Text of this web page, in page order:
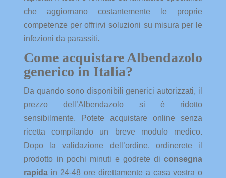
che aggiornano costantemente le proprie
competenze per offrirvi soluzioni su misura per le
infezioni da parassiti.
Come acquistare Albendazolo
generico in Italia?
Da quando sono disponibili generici autorizzati, il
prezzo dell’Albendazolo si è ridotto
sensibilmente. Potete acquistare online senza
ricetta compilando un breve modulo medico.
Dopo la validazione dell’ordine, ordinerete il
prodotto in pochi minuti e godrete diconsegna
rapidain 24-48 ore direttamente a casa vostra o